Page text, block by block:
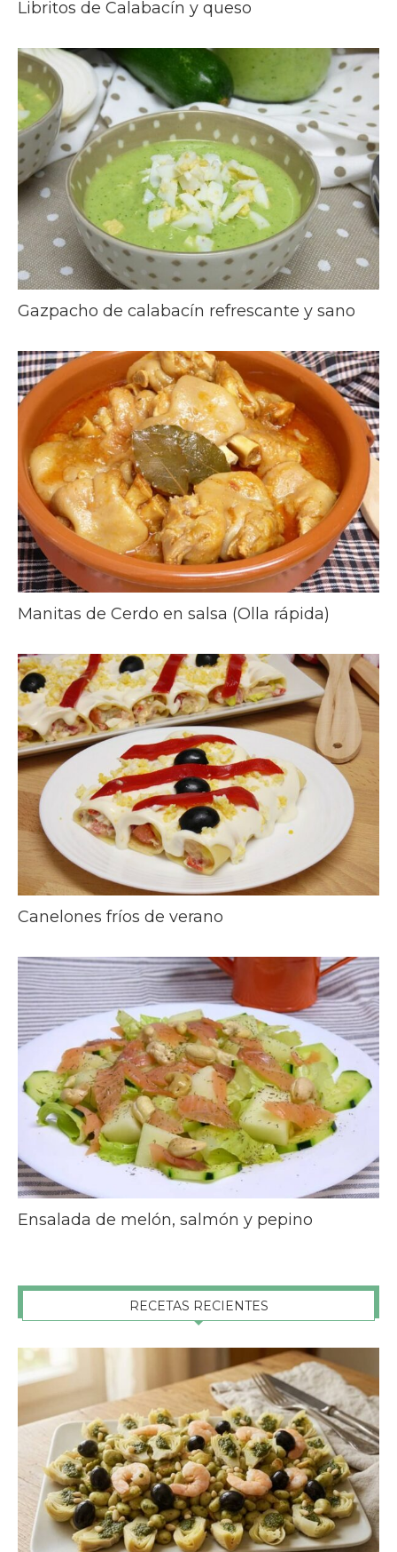
Libritos de Calabacín y queso
Gazpacho de calabacín refrescante y sano
Manitas de Cerdo en salsa (Olla rápida)
Canelones fríos de verano
Ensalada de melón, salmón y pepino
RECETAS RECIENTES